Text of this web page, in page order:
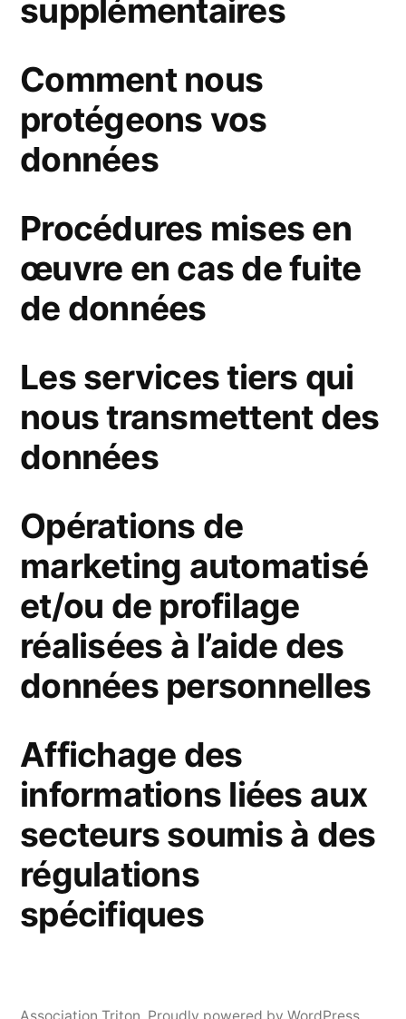
supplémentaires
Comment nous
protégeons vos
données
Procédures mises en
œuvre en cas de fuite
de données
Les services tiers qui
nous transmettent des
données
Opérations de
marketing automatisé
et/ou de profilage
réalisées à l’aide des
données personnelles
Affichage des
informations liées aux
secteurs soumis à des
régulations
spécifiques
Association Triton Proudly powered by WordPress.